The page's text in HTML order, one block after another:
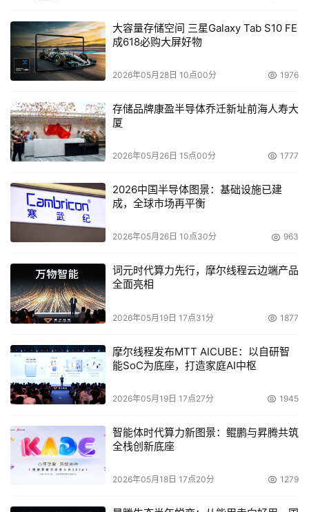
大容量存储空间 三星Galaxy Tab S10 FE
成618必购大屏好物
2026年05月28日 10点00分 1976
存储品牌康盈半导体乔迁新址前海人寿大
厦
2026年05月26日 15点00分 1777
2026中国半导体图景：基础设施已建
成，全球市场再平衡
2026年05月26日 10点30分 963
词元时代算力先行，摩尔线程云边端产品
全面亮相
2026年05月19日 17点31分 1877
摩尔线程发布MTT AICUBE：以自研智
能SoC为底座，打造家庭AI中枢
2026年05月19日 17点27分 1945
智能体时代算力新图景：鲲鹏与昇腾共筑
全栈创新底座
2026年05月18日 17点20分 1279